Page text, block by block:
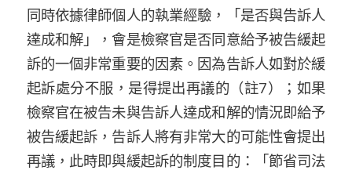
同時依據律師個人的執業經驗， 「是否與告訴人
達成和解」
，會是檢察官是否同意給予被告緩起
訴的一個非常重要的因素。因為告訴人如對於緩
起訴處分不服，是得提出再議的（註7）；如果
檢察官在被告未與告訴人達成和解的情況即給予
被告緩起訴，告訴人將有非常大的可能性會提出
再議，此時即與緩起訴的制度目的： 「節省司法